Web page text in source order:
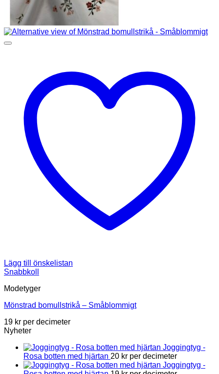
Lägg till önskelistan
Snabbkoll
Modetyger
Mönstrad bomullstrikå – Småblommigt
19 kr per decimeter
Nyheter
Joggingtyg -
Rosa botten med hjärtan 20 kr per decimeter
Joggingtyg -